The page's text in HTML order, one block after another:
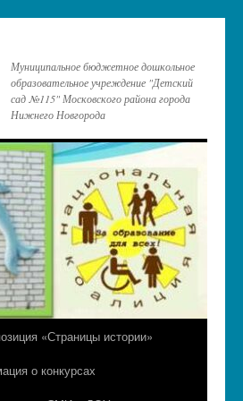
Муниципальное бюджетное дошкольное
образовательное учреждение "Детский
сад №115" Московского района города
Нижнего Новгорода
«Страницы истории»
о конкурсах